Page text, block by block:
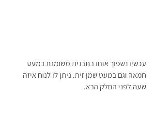
עכשיו נשפוך אותו בתבנית משומנת במעט
חמאה וגם במעט שמן זית. ניתן לו לנוח איזה
שעה לפני החלק הבא.